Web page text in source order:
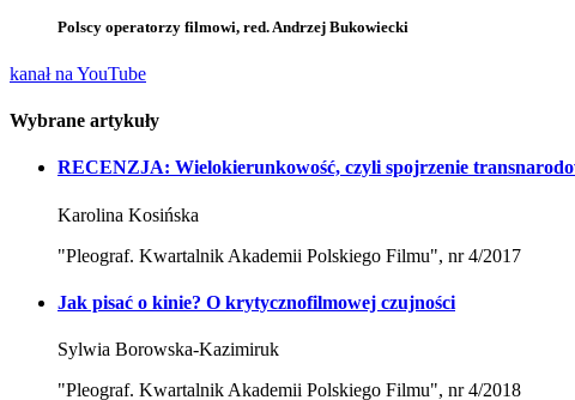
Polscy operatorzy filmowi, red. Andrzej Bukowiecki
kanał na YouTube
Wybrane artykuły
RECENZJA: Wielokierunkowość, czyli spojrzenie
Karolina Kosińska
"Pleograf. Kwartalnik Akademii Polskiego Filmu", nr 4/2017
Jak pisać o kinie? O krytycznofilmowej czujności
Sylwia Borowska-Kazimiruk
"Pleograf. Kwartalnik Akademii Polskiego Filmu", nr 4/2018